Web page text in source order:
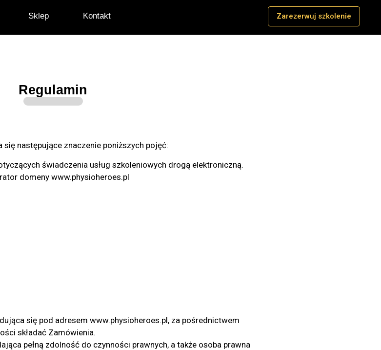
Sklep Kontakt Zarezerwuj szkolenie
Regulamin
następujące znaczenie poniższych pojęć:
świadczenia usług szkoleniowych drogą elektroniczną.
domeny www.physioheroes.pl
się pod adresem www.physioheroes.pl, za pośrednictwem
składać Zamówienia.
pełną zdolność do czynności prawnych, a także osoba prawna